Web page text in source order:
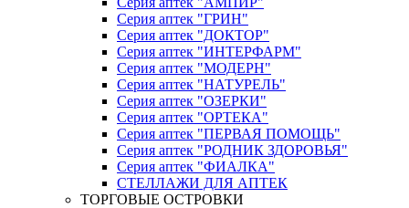
Серия аптек "ГРИН"
Серия аптек "ДОКТОР"
Серия аптек "ИНТЕРФАРМ"
Серия аптек "МОДЕРН"
Серия аптек "НАТУРЕЛЬ"
Серия аптек "ОЗЕРКИ"
Серия аптек "ОРТЕКА"
Серия аптек "ПЕРВАЯ ПОМОЩЬ"
Серия аптек "РОДНИК ЗДОРОВЬЯ"
Серия аптек "ФИАЛКА"
СТЕЛЛАЖИ ДЛЯ АПТЕК
ТОРГОВЫЕ ОСТРОВКИ